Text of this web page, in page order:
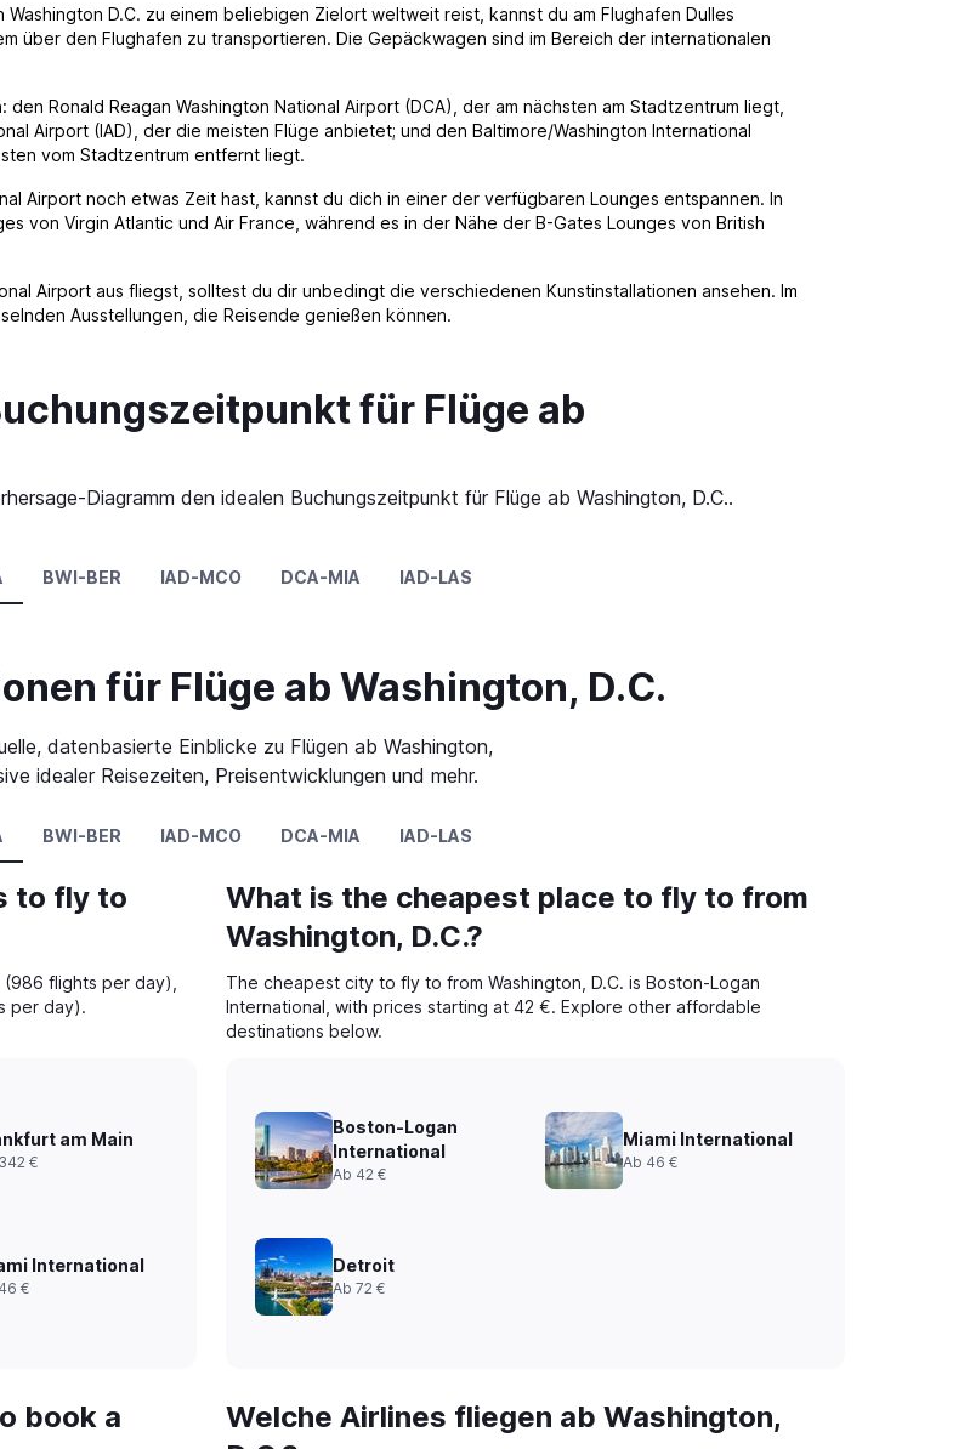
D.C. zu einem beliebigen Zielort weltweit reist, kannst du am Flughafen Dulles
über den Flughafen zu transportieren. Die Gepäckwagen sind im Bereich der internationalen
Ronald Reagan Washington National Airport (DCA), der am nächsten am Stadtzentrum liegt,
Airport (IAD), der die meisten Flüge anbietet; und den Baltimore/Washington International
vom Stadtzentrum entfernt liegt.
Airport noch etwas Zeit hast, kannst du dich in einer der verfügbaren Lounges entspannen. In
von Virgin Atlantic und Air France, während es in der Nähe der B-Gates Lounges von British
Airport aus fliegst, solltest du dir unbedingt die verschiedenen Kunstinstallationen ansehen. Im
Ausstellungen, die Reisende genießen können.
für Flüge ab
Diagramm den idealen Buchungszeitpunkt für Flüge ab Washington, D.C..
BWI-BER IAD-MCO DCA-MIA IAD-LAS
für Flüge ab Washington, D.C.
datenbasierte Einblicke zu Flügen ab Washington,
idealer Reisezeiten, Preisentwicklungen und mehr.
BWI-BER IAD-MCO DCA-MIA IAD-LAS
book a
Welche Airlines fliegen ab Washington,
to fly to
flights per day),
per day).
am Main
€
International
€
What is the cheapest place to fly to from
Washington, D.C.?
The cheapest city to fly to from Washington, D.C. is Boston-Logan
International, with prices starting at 42 €. Explore other affordable
destinations below.
Boston-Logan
International
Ab 42 €
Miami International
Ab 46 €
Detroit
Ab 72 €